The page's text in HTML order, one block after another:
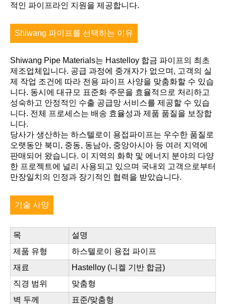
적인 파이프라인 지원을 제공합니다.
Shiwang 파이프를 선택하는 이유
Shiwang Pipe Materials는 Hastelloy 합금 파이프의 최초
제조업체입니다. 공급 과정에 중개자가 없으며, 고객의 실
제 작업 조건에 따라 전용 파이프 사양을 맞춤화할 수 있습
니다. 동시에 대규모 표준화 주문을 효율적으로 처리하고
성숙하고 안정적인 수출 공급망 서비스를 제공할 수 있습
니다. 전체 프로세스는 배송 효율성과 제품 품질을 보장합
니다.
당사가 생산하는 하스텔로이 용접파이프는 우수한 품질로
오랫동안 북미, 중동, 동남아, 중앙아시아 등 여러 지역에
판매되어 왔습니다. 이 지역의 화학 및 에너지 분야의 다양
한 프로젝트에 널리 사용되고 있으며 국내외 고객으로부터
만장일치의 인정과 장기적인 협력을 받았습니다.
기술 사양
목
설명
제품 유형
하스텔로이 용접 파이프
재료
Hastelloy (니켈 기반 합금)
직경 범위
맞춤형
벽 두께
표준/맞춤형